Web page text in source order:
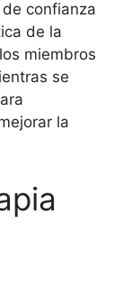
confianza
de la
miembros
se
la